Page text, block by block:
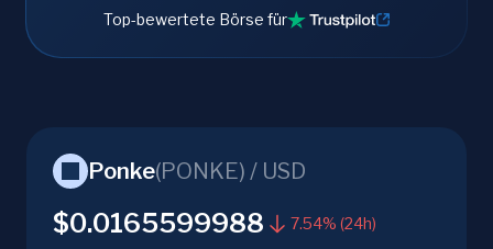
Top-bewertete Börse für
Ponke(PONKE) / USD
$0.0165599988 7.54% (24h)